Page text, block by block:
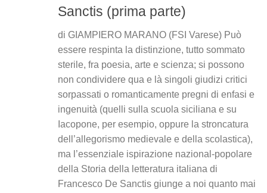
Sanctis (prima parte)
di GIAMPIERO MARANO (FSI Varese) Può
essere respinta la distinzione, tutto sommato
sterile, fra poesia, arte e scienza; si possono
non condividere qua e là singoli giudizi critici
sorpassati o romanticamente pregni di enfasi e
ingenuità (quelli sulla scuola siciliana e su
Iacopone, per esempio, oppure la stroncatura
dell’allegorismo medievale e della scolastica),
ma l’essenziale ispirazione nazional-popolare
della Storia della letteratura italiana di
Francesco De Sanctis giunge a noi quanto mai